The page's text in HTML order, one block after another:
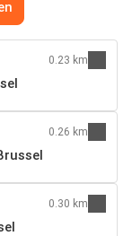
0.23 km
0.26 km
0.30 km